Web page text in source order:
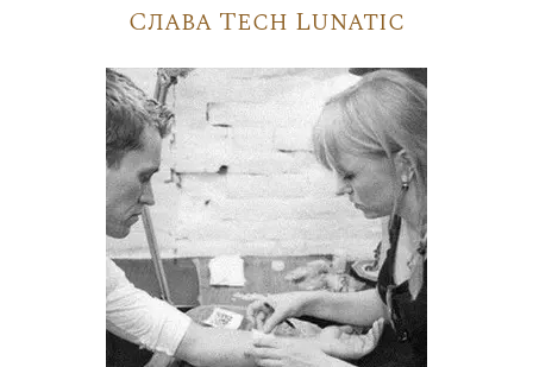
Слава Tech Lunatic